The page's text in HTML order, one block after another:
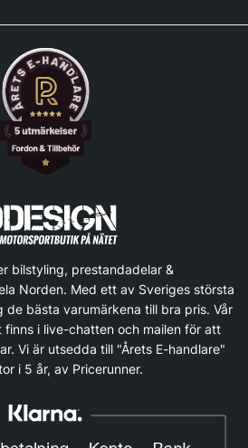
bilstyling, prestandadelar &
Norden. Med ett av Sveriges största
de bästa varumärkena till bra pris. Vår
finns i live-chatten och mailen för att
Vi är utsedda till "Årets E-handlare"
i 5 år, av Pricerunner.